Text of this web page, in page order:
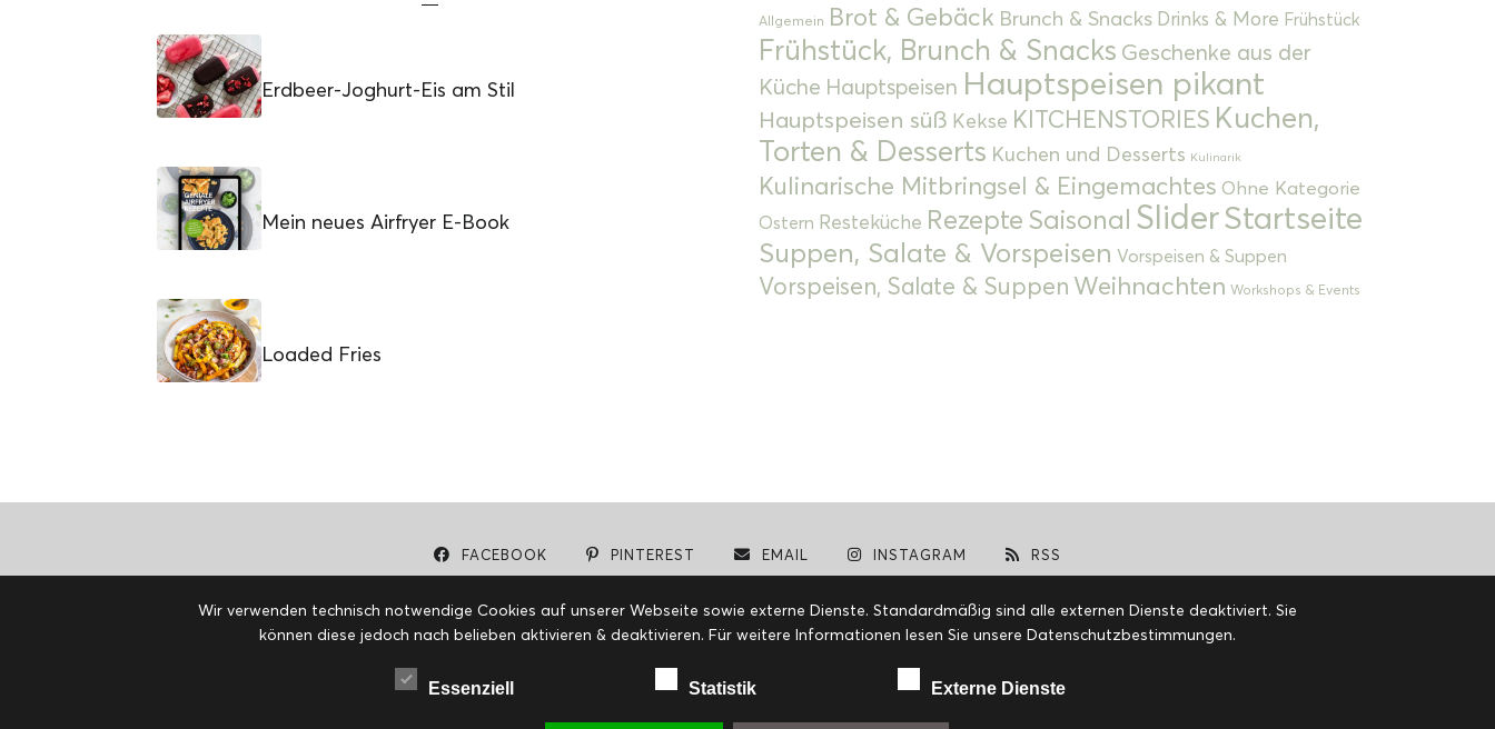
Erdbeer-Joghurt-Eis am Stil
Mein neues Airfryer E-Book
Loaded Fries
Allgemein Brot & Gebäck Brunch & Snacks Drinks & More Frühstück
Frühstück, Brunch & Snacks Geschenke aus der
Küche Hauptspeisen Hauptspeisen pikant
Hauptspeisen süß Kekse KITCHENSTORIES Kuchen,
Torten & Desserts Kuchen und Desserts Kulinarik
Kulinarische Mitbringsel & Eingemachtes Ohne Kategorie
Ostern Resteküche Rezepte Saisonal SliderStartseite
Suppen, Salate & Vorspeisen Vorspeisen & Suppen
Vorspeisen, Salate & Suppen Weihnachten Workshops & Events
FACEBOOK PINTEREST EMAIL INSTAGRAM RSS
Wir verwenden technisch notwendige Cookies auf unserer Webseite sowie externe Dienste. Standardmäßig sind alle externen Dienste deaktiviert. Sie
können diese jedoch nach belieben aktivieren & deaktivieren. Für weitere Informationen lesen Sie unsere Datenschutzbestimmungen.
Essenziell Statistik Externe Dienste